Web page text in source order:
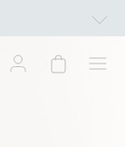
ikke kombineres med